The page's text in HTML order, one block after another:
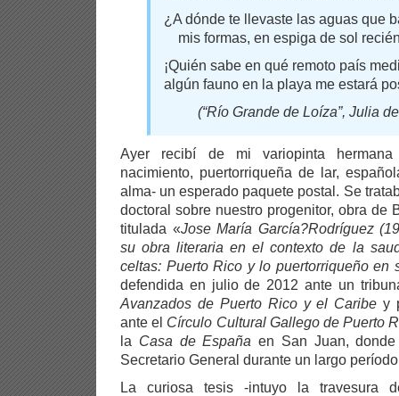
¿A dónde te llevaste las
mis formas, en espiga de sol
¡Quién sabe en qué remoto
algún fauno en la playa me estará
(“Río Grande de Loíza”, Julia
Ayer recibí de mi variopinta
nacimiento, puertorriqueña de lar,
alma- un esperado paquete postal. Se
doctoral sobre nuestro progenitor, obra de
titulada «Jose María García?Rodríguez
su obra literaria en el contexto de la
celtas: Puerto Rico y lo puertorriqueño en
defendida en julio de 2012 ante un
Avanzados de Puerto Rico y el Caribe y
ante el Círculo Cultural Gallego de Puerto
la Casa de España en San Juan,
Secretario General durante un largo
La curiosa tesis -intuyo la travesura